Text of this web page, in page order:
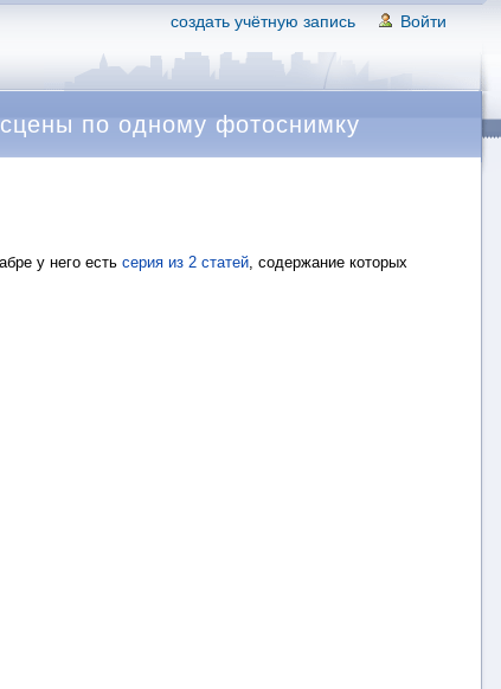
создать учётную запись Войти
по одному фотоснимку
у него есть серия из 2 статей, содержание которых